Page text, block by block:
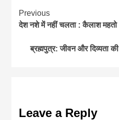
Continue
Reading
Previous
देश नशे में नहीं चलता : कैलाश महतो
ब्रह्मपुत्र: जीवन और दिव्यता
Leave a Reply